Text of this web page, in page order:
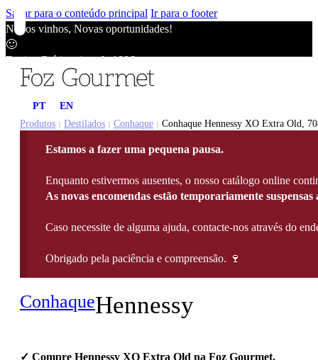
Saltar para o conteúdo principal Ir para o footer
Novos vinhos, Novas oportunidades!
🙂
Envios Grátis acima de 100€
Envios Grátis acima de 100€
Novos vinhos, Novas oportunidades!
Envios Grátis acima de 100€
PT
EN
Produtos | Destilados | Conhaque | Conhaque Hennessy XO Extra Old,
Estamos a fazer uma pequena pausa.
Enquanto estivermos ausentes, o nosso catálogo online
As novas encomendas estão temporariamente suspensas
Caso necessite de alguma ajuda, contacte-nos através do
Obrigado pela paciência e compreensão. 🍷
ConhaqueHennessy
✓ Compre Hennessy XO Extra Old na Foz Gourmet.